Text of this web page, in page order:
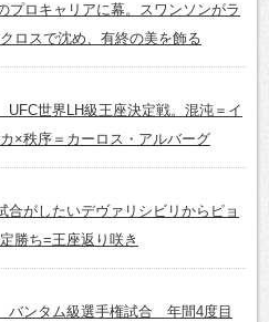
プロキャリアに幕。スワンソンがラ
ロスで沈め、有終の美を飾る
UFC世界LH級王座決定戦。混沌＝イ
×秩序＝カーロス・アルバーグ
合がしたいデヴァリシビリからピョ
勝ち=王座返り咲き
バンタム級選手権試合 年間4度目